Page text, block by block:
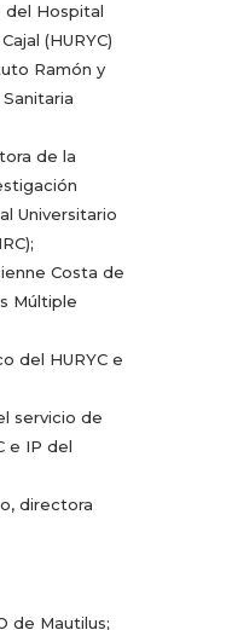
del Hospital
(HURYC)
Ramón y
de la
Universitario
Costa de
Múltiple
del HURYC e
servicio de
e IP del
directora
de Mautilus;